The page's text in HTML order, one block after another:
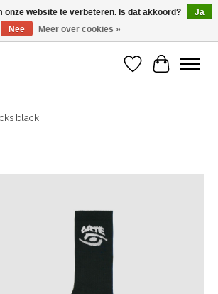
in store & online
Verlanglijst
black
onze website te verbeteren. Is dat akkoord?
Ja
Nee
Meer over cookies »